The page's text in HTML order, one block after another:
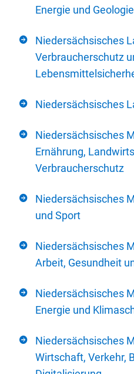
Energie und Geologie
Niedersächsisches
Verbraucherschutz
Niedersächsisches
Niedersächsisches
Ernährung,
Verbraucherschutz
Niedersächsisches
und Sport
Niedersächsisches
Arbeit, Gesundheit
Niedersächsisches
Energie und
Niedersächsisches
Wirtschaft, Verkehr,